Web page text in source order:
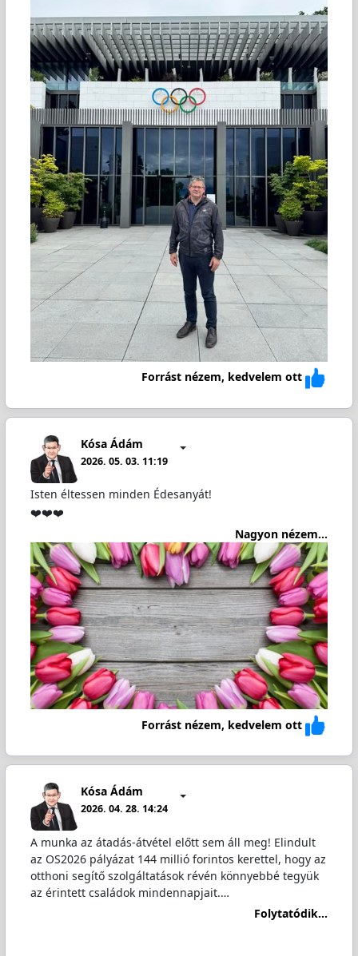
Forrást nézem, kedvelem ott
Kósa Ádám
2026. 05. 03. 11:19
Isten éltessen minden Édesanyát!
❤️❤️❤️
Nagyon nézem...
Forrást nézem, kedvelem ott
Kósa Ádám
2026. 04. 28. 14:24
A munka az átadás-átvétel előtt sem áll meg! Elindult
az OS2026 pályázat 144 millió forintos kerettel, hogy az
otthoni segítő szolgáltatások révén könnyebbé tegyük
az érintett családok mindennapjait.…
Folytatódik...